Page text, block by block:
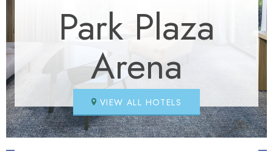
Park Plaza
Arena
VIEW ALL HOTELS